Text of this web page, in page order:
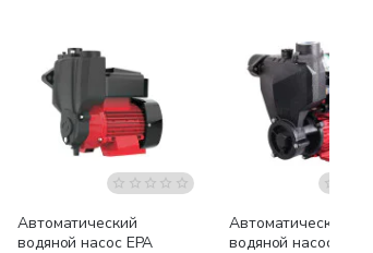
Бесплатная доставка
Автоматический
водяной насос EPA
Автоматический
водяной насос EPA